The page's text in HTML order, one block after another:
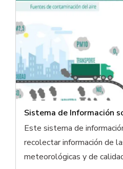
Sistema de Información
Este sistema de
recolectar información de
meteorológicas y de